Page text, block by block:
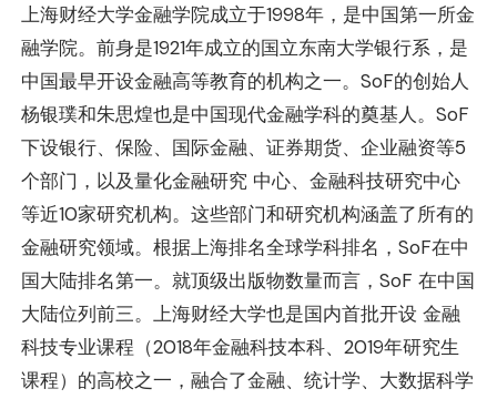
上海财经大学金融学院成立于1998年，是中国第一所金
融学院。前身是1921年成立的国立东南大学银行系，是
中国最早开设金融高等教育的机构之一。SoF的创始人
杨银璞和朱思煌也是中国现代金融学科的奠基人。SoF
下设银行、保险、国际金融、证券期货、企业融资等5
个部门，以及量化金融研究 中心、金融科技研究中心
等近10家研究机构。这些部门和研究机构涵盖了所有的
金融研究领域。根据上海排名全球学科排名，SoF在中
国大陆排名第一。就顶级出版物数量而言，SoF 在中国
大陆位列前三。上海财经大学也是国内首批开设 金融
科技专业课程（2018年金融科技本科、2019年研究生
课程）的高校之一，融合了金融、统计学、大数据科学